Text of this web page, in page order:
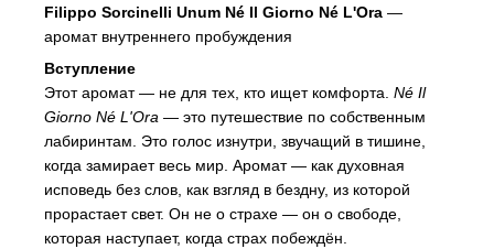
Filippo Sorcinelli Unum Né Il Giorno Né L'Ora —
аромат внутреннего пробуждения
Вступление
Этот аромат — не для тех, кто ищет комфорта. Né Il
Giorno Né L'Ora — это путешествие по собственным
лабиринтам. Это голос изнутри, звучащий в тишине,
когда замирает весь мир. Аромат — как духовная
исповедь без слов, как взгляд в бездну, из которой
прорастает свет. Он не о страхе — он о свободе,
которая наступает, когда страх побеждён.